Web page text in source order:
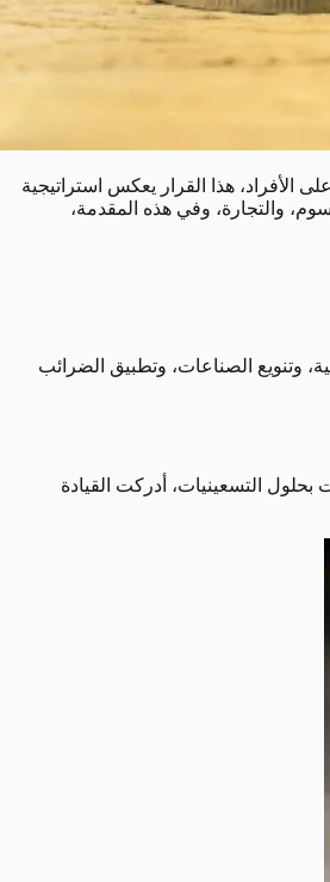
الأفراد، هذا القرار يعكس استراتيجية
والتجارة، وفي هذه المقدمة،
وتنويع الصناعات، وتطبيق الضرائب
لكن مع انخفاض الاحتياطيات بحلول التسعينيات، أدركت القيادة